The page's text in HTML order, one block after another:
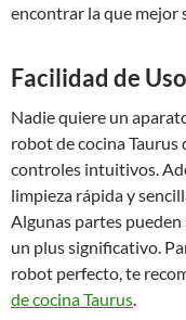
encontrar la que mejor
Facilidad de
Nadie quiere un
robot de cocina Taurus
controles intuitivos.
limpieza rápida y
Algunas partes pueden
un plus significativo.
robot perfecto, te
de cocina Taurus.